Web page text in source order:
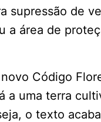
supressão de
a área de
Código
a uma terra
o texto